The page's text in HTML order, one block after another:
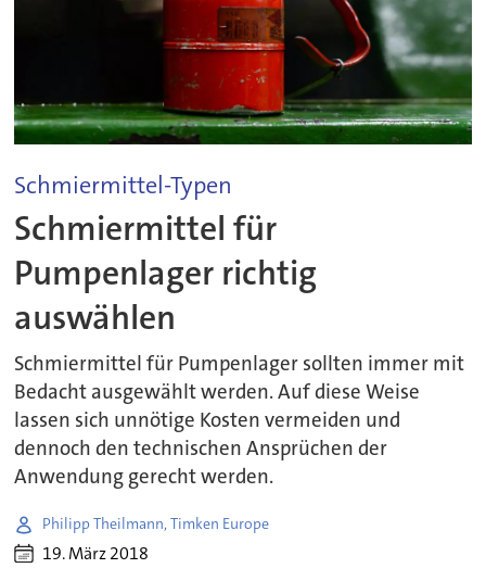
Schmiermittel-Typen
Schmiermittel für
Pumpenlager richtig
auswählen
Schmiermittel für Pumpenlager sollten immer mit
Bedacht ausgewählt werden. Auf diese Weise
lassen sich unnötige Kosten vermeiden und
dennoch den technischen Ansprüchen der
Anwendung gerecht werden.
Philipp Theilmann, Timken Europe
19. März 2018